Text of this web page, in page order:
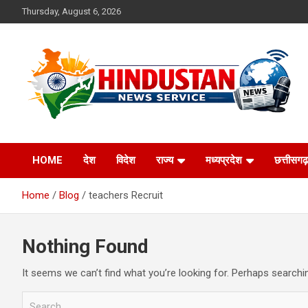
to
Thursday, August 6, 2026
Hindustan News
Service
HOME देश विदेश राज्य मध्यप्रदेश छत्तीसगढ़
Home Blog teachers Recruit
Nothing Found
It seems we can’t find what you’re looking for. Perhaps